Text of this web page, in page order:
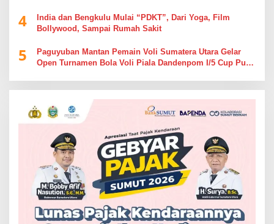
4
India dan Bengkulu Mulai “PDKT”, Dari Yoga, Film
Bollywood, Sampai Rumah Sakit
5
Paguyuban Mantan Pemain Voli Sumatera Utara Gelar
Open Turnamen Bola Voli Piala Dandenpom I/5 Cup Putra